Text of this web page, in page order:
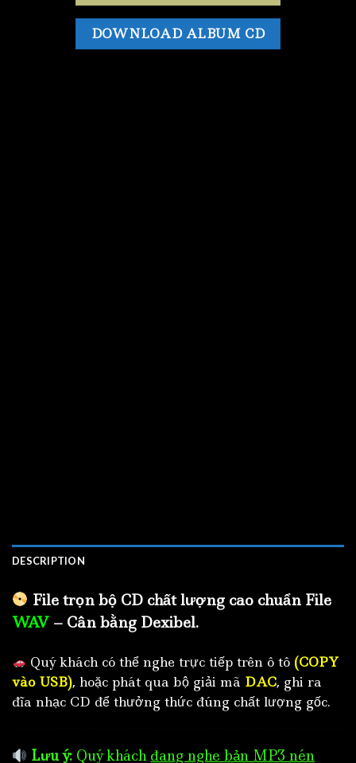
DOWNLOAD ALBUM CD
DESCRIPTION
File trọn bộ CD chất lượng cao chuẩn File
WAV – Cân bằng Dexibel.
Quý khách có thể nghe trực tiếp trên ô tô (COPY
vào USB), hoặc phát qua bộ giải mã DAC, ghi ra
đĩa nhạc CD để thưởng thức đúng chất lượng gốc.
Lưu ý: Quý khách đang nghe bản MP3 nén